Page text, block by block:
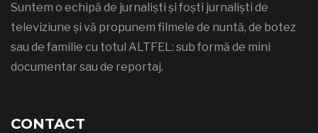
Suntem o echipă de jurnaliști și foști jurnaliști de
televiziune și vă propunem filmele de nuntă, de botez
sau de familie cu totul ALTFEL: sub formă de mini
documentar sau de reportaj.
CONTACT